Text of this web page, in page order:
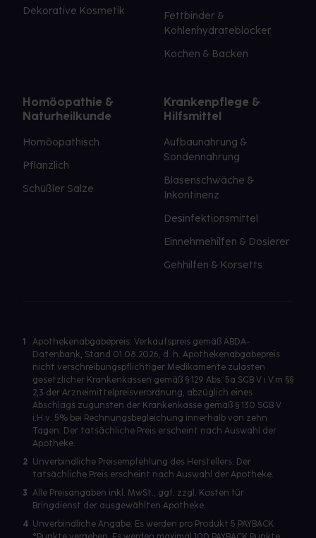
Dekorative Kosmetik
Fettbinder &
Kohlenhydrateblocker
Kochen & Backen
Homöopathie &
Naturheilkunde
Homöopathisch
Pflanzlich
Schüßler Salze
Krankenpflege &
Hilfsmittel
Aufbaunahrung &
Sondennahrung
Blasenschwäche &
Inkontinenz
Desinfektionsmittel
Einnehmehilfen & Dosierer
Gehhilfen & Korsetts
1
Apothekenabgabepreis: Verkaufspreis gemäß ABDA-
Datenbank, Stand 01.08.2026, d. h. Apothekenabgabepreis
nicht verschreibungspflichtiger Medikamente zulasten
gesetzlicher Krankenkassen gemäß § 129 Abs. 5a SGB V i.V.m §§
2,3 der Arzneimittelpreisverordnung, abzüglich eines
Abschlags zugunsten der Krankenkasse gemäß § 130 SGB V
i.H.v. 5% bei Rechnungsbegleichung innerhalb von zehn
Tagen. Der tatsächliche Preis erscheint nach Auswahl der
Apotheke.
2 Unverbindliche Preisempfehlung des Herstellers. Der
tatsächliche Preis erscheint nach Auswahl der Apotheke.
3 Alle Preisangaben inkl. MwSt., ggf. zzgl. Kosten für
Bringdienst der ausgewählten Apotheke.
4 Unverbindliche Angabe. Es werden pro Produkt 5 PAYBACK